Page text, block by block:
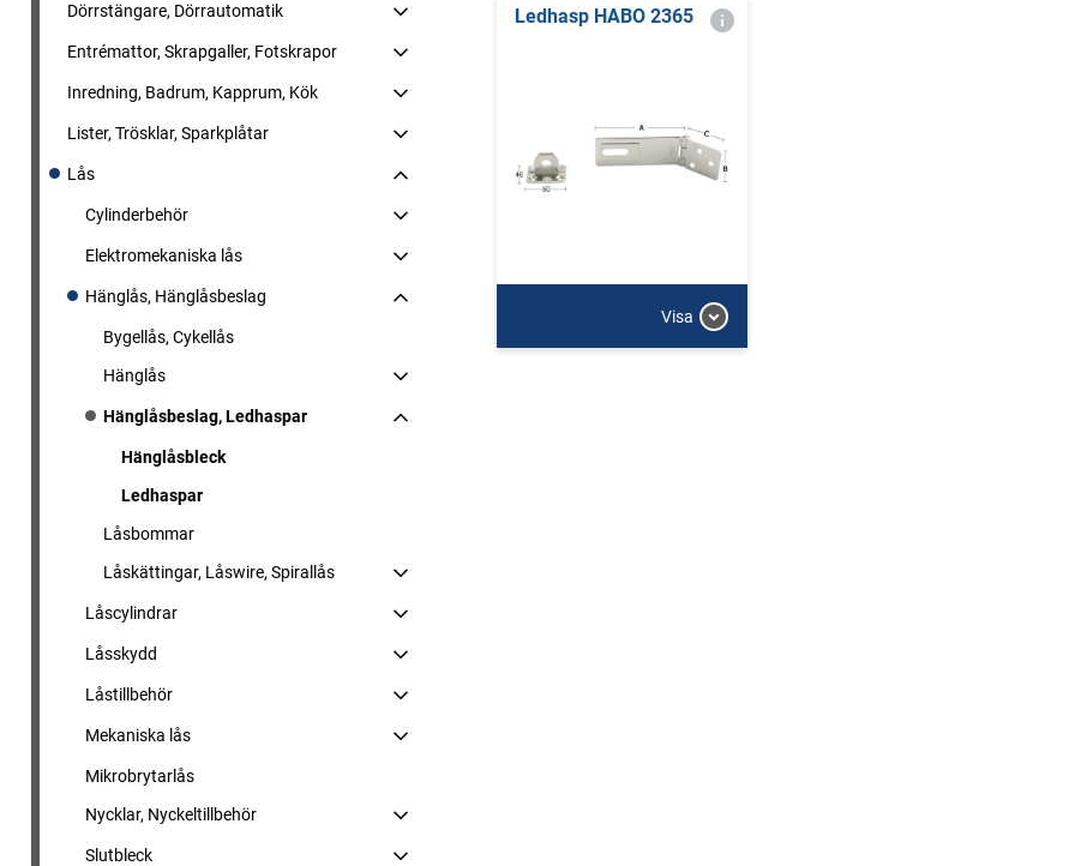
Dörrstängare, Dörrautomatik
Entrémattor, Skrapgaller, Fotskrapor
Inredning, Badrum, Kapprum, Kök
Lister, Trösklar, Sparkplåtar
Lås
Cylinderbehör
Elektromekaniska lås
Hänglås, Hänglåsbeslag
Bygellås, Cykellås
Hänglås
Hänglåsbeslag, Ledhaspar
Hänglåsbleck
Ledhaspar
Låsbommar
Låskättingar, Låswire, Spirallås
Låscylindrar
Låsskydd
Låstillbehör
Mekaniska lås
Mikrobrytarlås
Nycklar, Nyckeltillbehör
Slutbleck
Ledhasp HABO 2365
Visa